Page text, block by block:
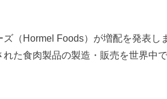
（Hormel Foods）が増配を発表し
た食肉製品の製造・販売を世界中